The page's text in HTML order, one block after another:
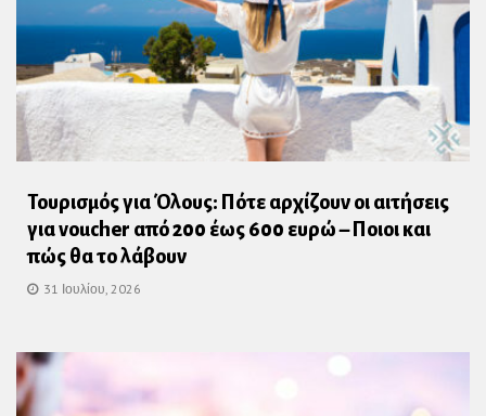
Τουρισμός για Όλους: Πότε αρχίζουν οι αιτήσεις
για voucher από 200 έως 600 ευρώ – Ποιοι και
πώς θα το λάβουν
31 Ιουλίου, 2026